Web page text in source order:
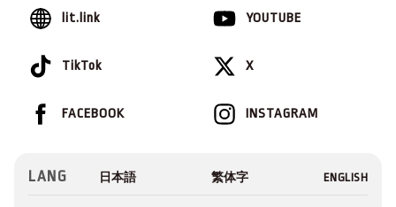
lit.link YOUTUBE
TikTok X
INSTAGRAM
FACEBOOK
LANG